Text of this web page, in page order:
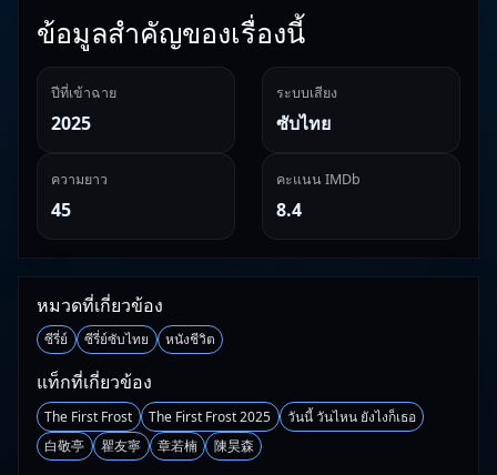
ข้อมูลสำคัญของเรื่องนี้
ปีที่เข้าฉาย
2025
ระบบเสียง
ซับไทย
ความยาว
45
คะแนน IMDb
8.4
หมวดที่เกี่ยวข้อง
ซีรี่ย์ ซีรี่ย์ซับไทย หนังชีวิต
แท็กที่เกี่ยวข้อง
The First Frost The First Frost 2025
วันนี้ วันไหน ยังไงก็เธอ
白敬亭
瞿友寧 章若楠 陳昊森